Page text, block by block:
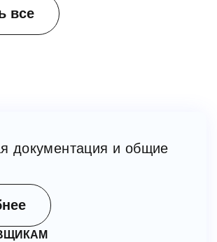
все
документация и общие